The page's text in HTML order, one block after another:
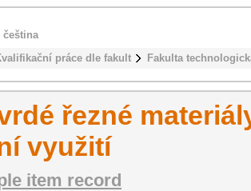
práce dle fakult Fakulta
čeština
řezné
využití
item record